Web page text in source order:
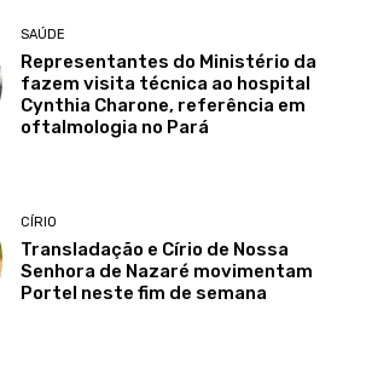
SAÚDE
Representantes do Ministério da
fazem visita técnica ao hospital
Cynthia Charone, referência em
oftalmologia no Pará
CÍRIO
Transladação e Círio de Nossa
Senhora de Nazaré movimentam
Portel neste fim de semana